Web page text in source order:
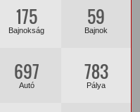
175
Bajnokság
59
Bajnok
697
Autó
783
Pálya